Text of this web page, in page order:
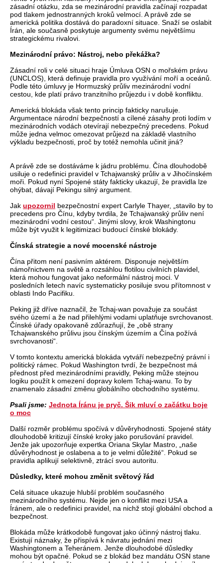
zásadní otázku, zda se mezinárodní pravidla začínají rozpadat
pod tlakem jednostranných kroků velmocí. A právě zde se
americká politika dostává do paradoxní situace. Snaží se oslabit
Írán, ale současně poskytuje argumenty svému největšímu
strategickému rivalovi.
Mezinárodní právo: Nástroj, nebo překážka?
Zásadní roli v celé situaci hraje Úmluva OSN o mořském právu
(UNCLOS), která definuje pravidla pro využívání moří a oceánů.
Podle této úmluvy je Hormuzský průliv mezinárodní vodní
cestou, kde platí právo tranzitního průjezdu i v době konfliktu.
Americká blokáda však tento princip fakticky narušuje.
Argumentace národní bezpečností a cílené zásahy proti lodím v
mezinárodních vodách otevírají nebezpečný precedens. Pokud
může jedna velmoc omezovat průjezd na základě vlastního
výkladu bezpečnosti, proč by totéž nemohla učinit jiná?
A právě zde se dostáváme k jádru problému. Čína dlouhodobě
usiluje o redefinici pravidel v Tchajwanský průliv a v Jihočínském
moři. Pokud nyní Spojené státy fakticky ukazují, že pravidla lze
ohýbat, dávají Pekingu silný argument.
Jak upozornil bezpečnostní expert Carlyle Thayer, „stavilo by to
precedens pro Čínu, kdyby tvrdila, že Tchajwanský průliv není
mezinárodní vodní cestou“. Jinými slovy, krok Washingtonu
může být využit k legitimizaci budoucí čínské blokády.
Čínská strategie a nové mocenské nástroje
Čína přitom není pasivním aktérem. Disponuje největším
námořnictvem na světě a rozsáhlou flotilou civilních plavidel,
která mohou fungovat jako neformální nástroj moci. V
posledních letech navíc systematicky posiluje svou přítomnost v
oblasti Indo Pacifiku.
Peking již dříve naznačil, že Tchaj-wan považuje za součást
svého území a že nad přilehlými vodami uplatňuje svrchovanost.
Čínské úřady opakovaně zdůrazňují, že „obě strany
Tchajwanského průlivu jsou čínským územím a Čína požívá
svrchovanosti“.
V tomto kontextu americká blokáda vytváří nebezpečný právní i
politický rámec. Pokud Washington tvrdí, že bezpečnost má
přednost před mezinárodními pravidly, Peking může stejnou
logiku použít k omezení dopravy kolem Tchaj-wanu. To by
znamenalo zásadní změnu globálního obchodního systému.
Psali jsme: Jednota Íránu je pryč. Šik mluví o začátku boje
o moc
Další rozměr problému spočívá v důvěryhodnosti. Spojené státy
dlouhodobě kritizují čínské kroky jako porušování pravidel.
Jenže jak upozorňuje expertka Oriana Skylar Mastro, „naše
důvěryhodnost je oslabena a to je velmi důležité“. Pokud se
pravidla aplikují selektivně, ztrácí svou autoritu.
Důsledky, které mohou změnit světový řád
Celá situace ukazuje hlubší problém současného
mezinárodního systému. Nejde jen o konflikt mezi USA a
Íránem, ale o redefinici pravidel, na nichž stojí globální obchod a
bezpečnost.
Blokáda může krátkodobě fungovat jako účinný nástroj tlaku.
Existují náznaky, že přispívá k návratu jednání mezi
Washingtonem a Teheránem. Jenže dlouhodobé důsledky
mohou být opačné. Pokud se z blokád bez mandátu OSN stane